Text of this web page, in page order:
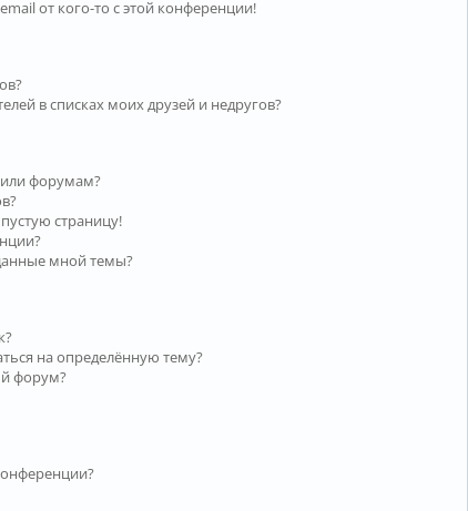
от кого-то с этой конференции!
в списках моих друзей и недругов?
форумам?
страницу!
мной темы?
на определённую тему?
форум?